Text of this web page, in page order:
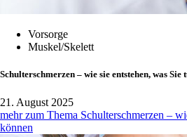
Vorsorge
Muskel/Skelett
Schulterschmerzen – wie sie entstehen, was Sie
21. August 2025
mehr zum Thema Schulterschmerzen –
können